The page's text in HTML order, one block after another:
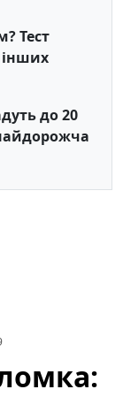
Тест
інших
до 20